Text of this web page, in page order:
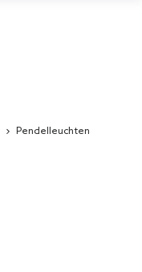
Pendelleuchten